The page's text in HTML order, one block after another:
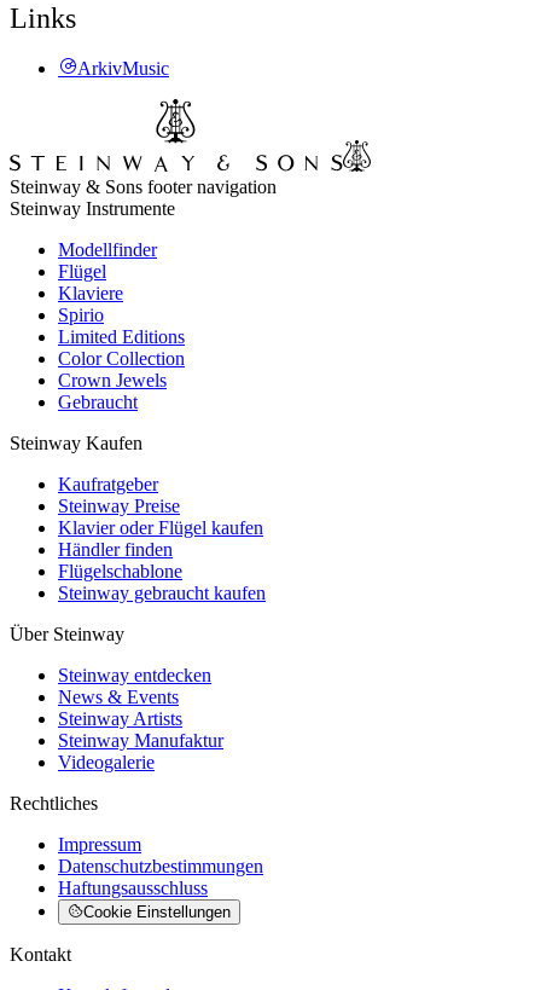
Links
ArkivMusic
Steinway & Sons footer navigation
Steinway Instrumente
Modellfinder
Flügel
Klaviere
Spirio
Limited Editions
Color Collection
Crown Jewels
Gebraucht
Steinway Kaufen
Kaufratgeber
Steinway Preise
Klavier oder Flügel kaufen
Händler finden
Flügelschablone
Steinway gebraucht kaufen
Über Steinway
Steinway entdecken
News & Events
Steinway Artists
Steinway Manufaktur
Videogalerie
Rechtliches
Impressum
Datenschutzbestimmungen
Haftungsausschluss
Cookie Einstellungen
Kontakt